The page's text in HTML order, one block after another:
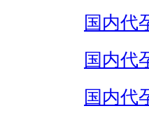
国内代
国内代
国内代